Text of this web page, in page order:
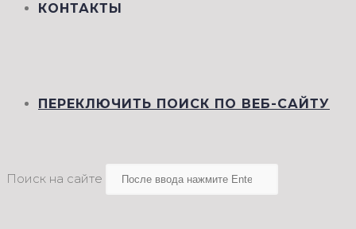
КОНТАКТЫ
ПЕРЕКЛЮЧИТЬ ПОИСК ПО ВЕБ-САЙТУ
Поиск на сайте